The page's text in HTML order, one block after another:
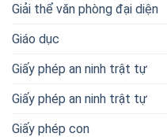
Giải thể văn phòng đại diện
Giáo dục
Giấy phép an ninh trật tự
Giấy phép an ninh trật tự
Giấy phép con